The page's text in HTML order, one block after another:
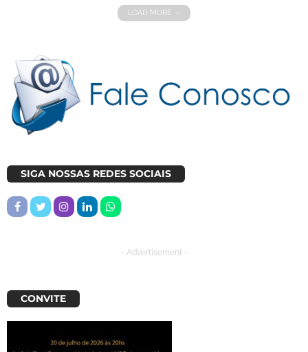
LOAD MORE
SIGA NOSSAS REDES SOCIAIS
- Advertisement -
CONVITE